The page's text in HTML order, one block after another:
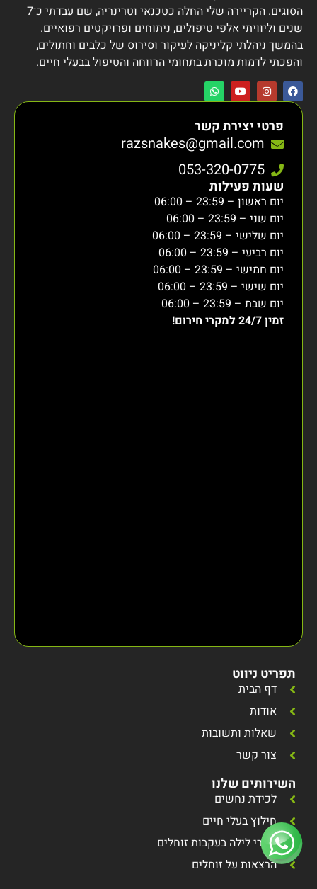
הסוגים. הקריירה שלי החלה כטכנאי וטרינריה, שם עבדתי כ־7
שנים וליוויתי אלפי טיפולים, ניתוחים ופרויקטים רפואיים.
בהמשך ניהלתי קליניקה לעיקור וסירוס של כלבים וחתולים,
והפכתי לדמות מוכרת בתחומי הרווחה והטיפול בבעלי חיים.
פרטי יצירת קשר
razsnakes@gmail.com
053-320-0775
שעות פעילות
יום ראשון – 23:59 – 06:00
יום שני – 23:59 – 06:00
יום שלישי – 23:59 – 06:00
יום רביעי – 23:59 – 06:00
יום חמישי – 23:59 – 06:00
יום שישי – 23:59 – 06:00
יום שבת – 23:59 – 06:00
זמין 24/7 למקרי חירום!
תפריט ניווט
דף הבית
אודות
שאלות ותשובות
צור קשר
השירותים שלנו
לכידת נחשים
חילוץ בעלי חיים
סיורי לילה בעקבות זוחלים
הרצאות על זוחלים